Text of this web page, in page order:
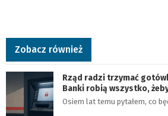
Zobacz również
Rząd radzi trzymać
Banki robią wszystko,
Osiem lat temu pytałem, co